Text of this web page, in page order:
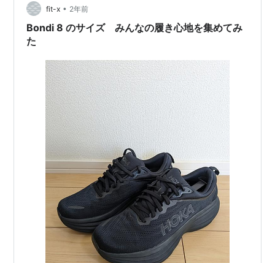
遠くのお店もチェックしていて 先週は、見送っていた。
金曜日は…
fit-x • 2年前
Bondi 8 のサイズ みんなの履き心地を集めてみ
た